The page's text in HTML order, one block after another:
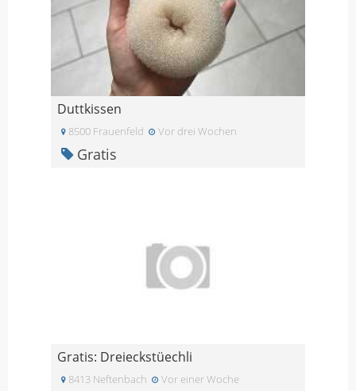
Duttkissen
8500 Frauenfeld Vor drei Wochen
Gratis
Gratis: Dreieckstüechli
8413 Neftenbach Vor einer Woche